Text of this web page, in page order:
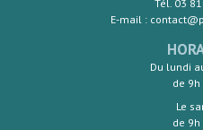
Tél. 03
E-mail :
Du lundi
de 9h
Le
de 9h